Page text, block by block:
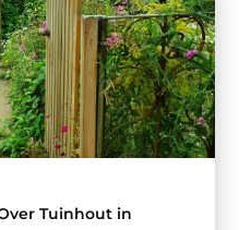
Tuinhout in